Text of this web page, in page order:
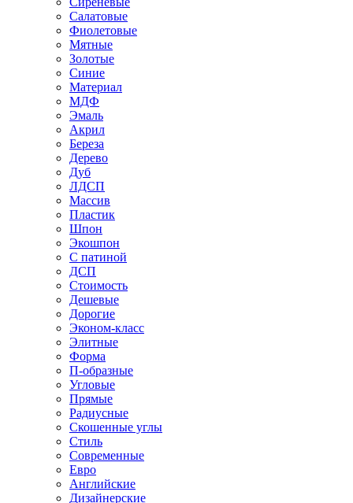
Салатовые
Фиолетовые
Мятные
Золотые
Синие
Материал
МДФ
Эмаль
Акрил
Береза
Дерево
Дуб
ЛДСП
Массив
Пластик
Шпон
Экошпон
С патиной
ДСП
Стоимость
Дешевые
Дорогие
Эконом-класс
Элитные
Форма
П-образные
Угловые
Прямые
Радиусные
Скошенные углы
Стиль
Современные
Евро
Английские
Дизайнерские